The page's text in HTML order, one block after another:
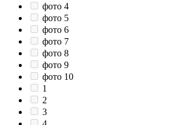
фото 4
фото 5
фото 6
фото 7
фото 8
фото 9
фото 10
1
2
3